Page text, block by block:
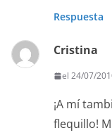
Respuesta
Cristina
el 24/07/
¡A mí
flequillo!